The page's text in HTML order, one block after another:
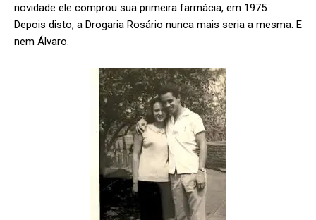
novidade ele comprou sua primeira farmácia, em 1975.
Depois disto, a Drogaria Rosário nunca mais seria a mesma. E
nem Álvaro.